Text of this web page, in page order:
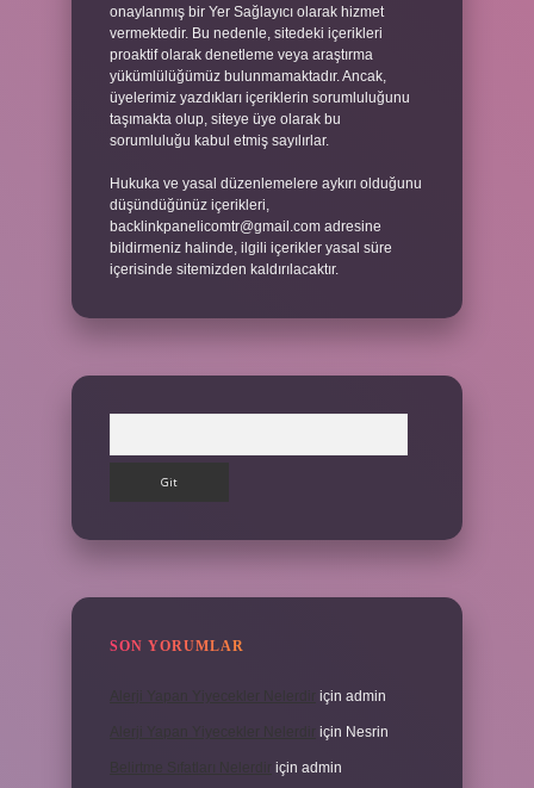
onaylanmış bir Yer Sağlayıcı olarak hizmet
vermektedir. Bu nedenle, sitedeki içerikleri
proaktif olarak denetleme veya araştırma
yükümlülüğümüz bulunmamaktadır. Ancak,
üyelerimiz yazdıkları içeriklerin sorumluluğunu
taşımakta olup, siteye üye olarak bu
sorumluluğu kabul etmiş sayılırlar.
Hukuka ve yasal düzenlemelere aykırı olduğunu
düşündüğünüz içerikleri,
backlinkpanelicomtr@gmail.com adresine
bildirmeniz halinde, ilgili içerikler yasal süre
içerisinde sitemizden kaldırılacaktır.
SON YORUMLAR
için admin
için Nesrin
için admin